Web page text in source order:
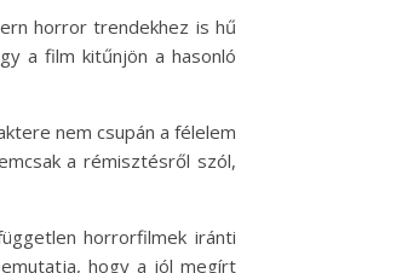
horror trendekhez is hű
a film kitűnjön a hasonló
nem csupán a félelem
a rémisztésről szól,
horrorfilmek iránti
hogy a jól megírt